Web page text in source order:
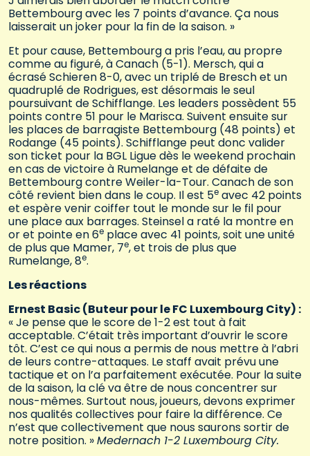
Bettembourg avec les 7 points d’avance. Ça nous
laisserait un joker pour la fin de la saison. »
Et pour cause, Bettembourg a pris l’eau, au propre
comme au figuré, à Canach (5-1). Mersch, qui a
écrasé Schieren 8-0, avec un triplé de Bresch et un
quadruplé de Rodrigues, est désormais le seul
poursuivant de Schifflange. Les leaders possèdent 55
points contre 51 pour le Marisca. Suivent ensuite sur
les places de barragiste Bettembourg (48 points) et
Rodange (45 points). Schifflange peut donc valider
son ticket pour la BGL Ligue dès le weekend prochain
en cas de victoire à Rumelange et de défaite de
Bettembourg contre Weiler-la-Tour. Canach de son
côté revient bien dans le coup. Il est 5e avec 42 points
et espère venir coiffer tout le monde sur le fil pour
une place aux barrages. Steinsel a raté la montre en
or et pointe en 6e place avec 41 points, soit une unité
de plus que Mamer, 7e, et trois de plus que
Rumelange, 8e.
Les réactions
Ernest Basic (Buteur pour le FC Luxembourg City) :
« Je pense que le score de 1-2 est tout à fait
acceptable. C’était très important d’ouvrir le score
tôt. C’est ce qui nous a permis de nous mettre à l’abri
de leurs contre-attaques. Le staff avait prévu une
tactique et on l’a parfaitement exécutée. Pour la suite
de la saison, la clé va être de nous concentrer sur
nous-mêmes. Surtout nous, joueurs, devons exprimer
nos qualités collectives pour faire la différence. Ce
n’est que collectivement que nous saurons sortir de
notre position. »Medernach 1-2 Luxembourg City.